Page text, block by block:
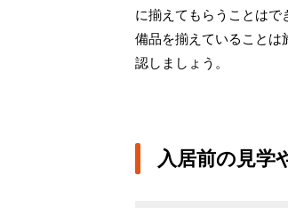
に揃えてもらうことはで
備品を揃えていることは
認しましょう。
入居前の見学